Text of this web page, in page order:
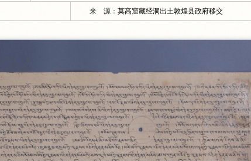
来 源： 莫高窟藏经洞出土敦煌县政府移交